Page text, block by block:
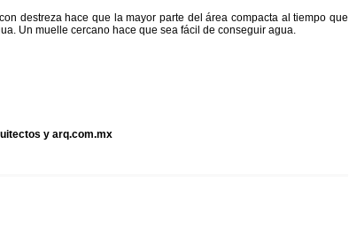
destreza hace que la mayor parte del área compacta al tiempo que
Un muelle cercano hace que sea fácil de conseguir agua.
y arq.com.mx